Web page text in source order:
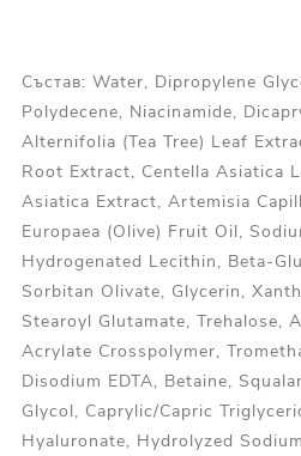
Състав: Water, Dipropylene
Polydecene, Niacinamide,
Alternifolia (Tea Tree) Leaf
Root Extract, Centella Asiatica
Asiatica Extract, Artemisia
Europaea (Olive) Fruit Oil,
Hydrogenated Lecithin, Beta-
Sorbitan Olivate, Glycerin,
Stearoyl Glutamate, Trehalose,
Acrylate Crosspolymer,
Disodium EDTA, Betaine,
Glycol, Caprylic/Capric
Hyaluronate, Hydrolyzed